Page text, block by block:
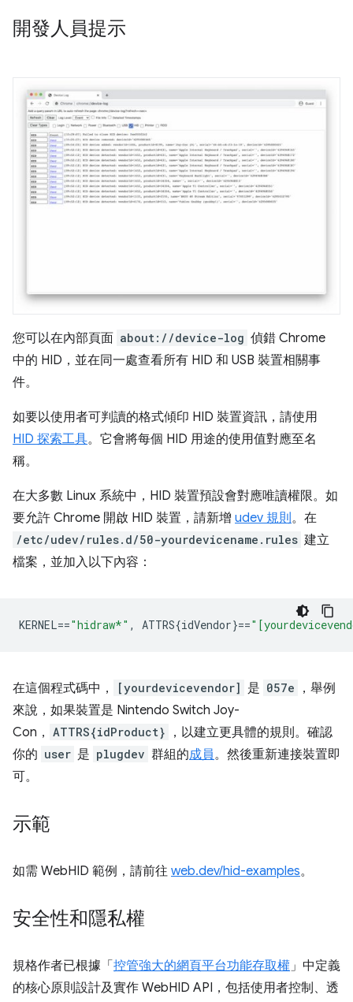
開發人員提示
您可以在內部頁面 about://device-log 偵錯 Chrome
中的 HID，並在同一處查看所有 HID 和 USB 裝置相關事
件。
如要以使用者可判讀的格式傾印 HID 裝置資訊，請使用
HID 探索工具。它會將每個 HID 用途的使用值對應至名
稱。
在大多數 Linux 系統中，HID 裝置預設會對應唯讀權限。如
要允許 Chrome 開啟 HID 裝置，請新增 udev 規則。在
/etc/udev/rules.d/50-yourdevicename.rules 建立
檔案，並加入以下內容：
KERNEL=="hidraw*" , ATTRS{idVendor}==
在這個程式碼中， [yourdevicevendor] 是 057e
，舉例
來說，如果裝置是 Nintendo Switch Joy-
Con， ATTRS{idProduct}
，以建立更具體的規則。確認
你的 user 是 plugdev 群組的成員。然後重新連接裝置即
可。
示範
如需 WebHID 範例，請前往 web.dev/hid-examples。
安全性和隱私權
規格作者已根據「 控管強大的網頁平台功能存取權」中定義
的核心原則設計及實作 WebHID API，包括使用者控制、透